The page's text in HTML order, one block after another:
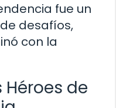
fue un
desafíos,
con la
Héroes de